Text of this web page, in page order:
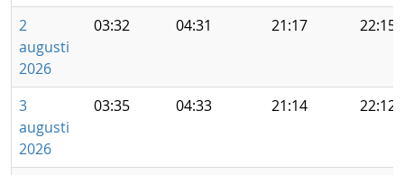
2
augusti
2026
03:32 04:31 21:17 22:15
3
augusti
2026
03:35 04:33 21:14 22:12